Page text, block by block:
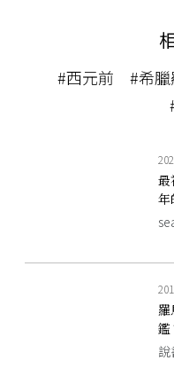
#西元前 #希
最
年